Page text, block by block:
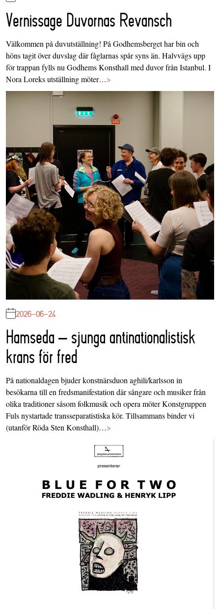
Vernissage Duvornas Revansch
Välkommen på duvutställning! På Godhemsberget har bin och
höns tagit över duvslag där fåglarnas spår syns än. Halvvägs upp
för trappan fylls nu Godhems Konsthall med duvor från Istanbul. I
Nora Loreks utställning möter…>
2026-06-24
Hamseda – sjunga antinationalistisk
krans för fred
På nationaldagen bjuder konstnärsduon aghili/karlsson in
besökarna till en fredsmanifestation där sångare och musiker från
olika traditioner såsom folkmusik och opera möter Konstgruppen
Fuls nystartade transseparatistiska kör. Tillsammans binder vi
(utanför Röda Sten Konsthall)…>